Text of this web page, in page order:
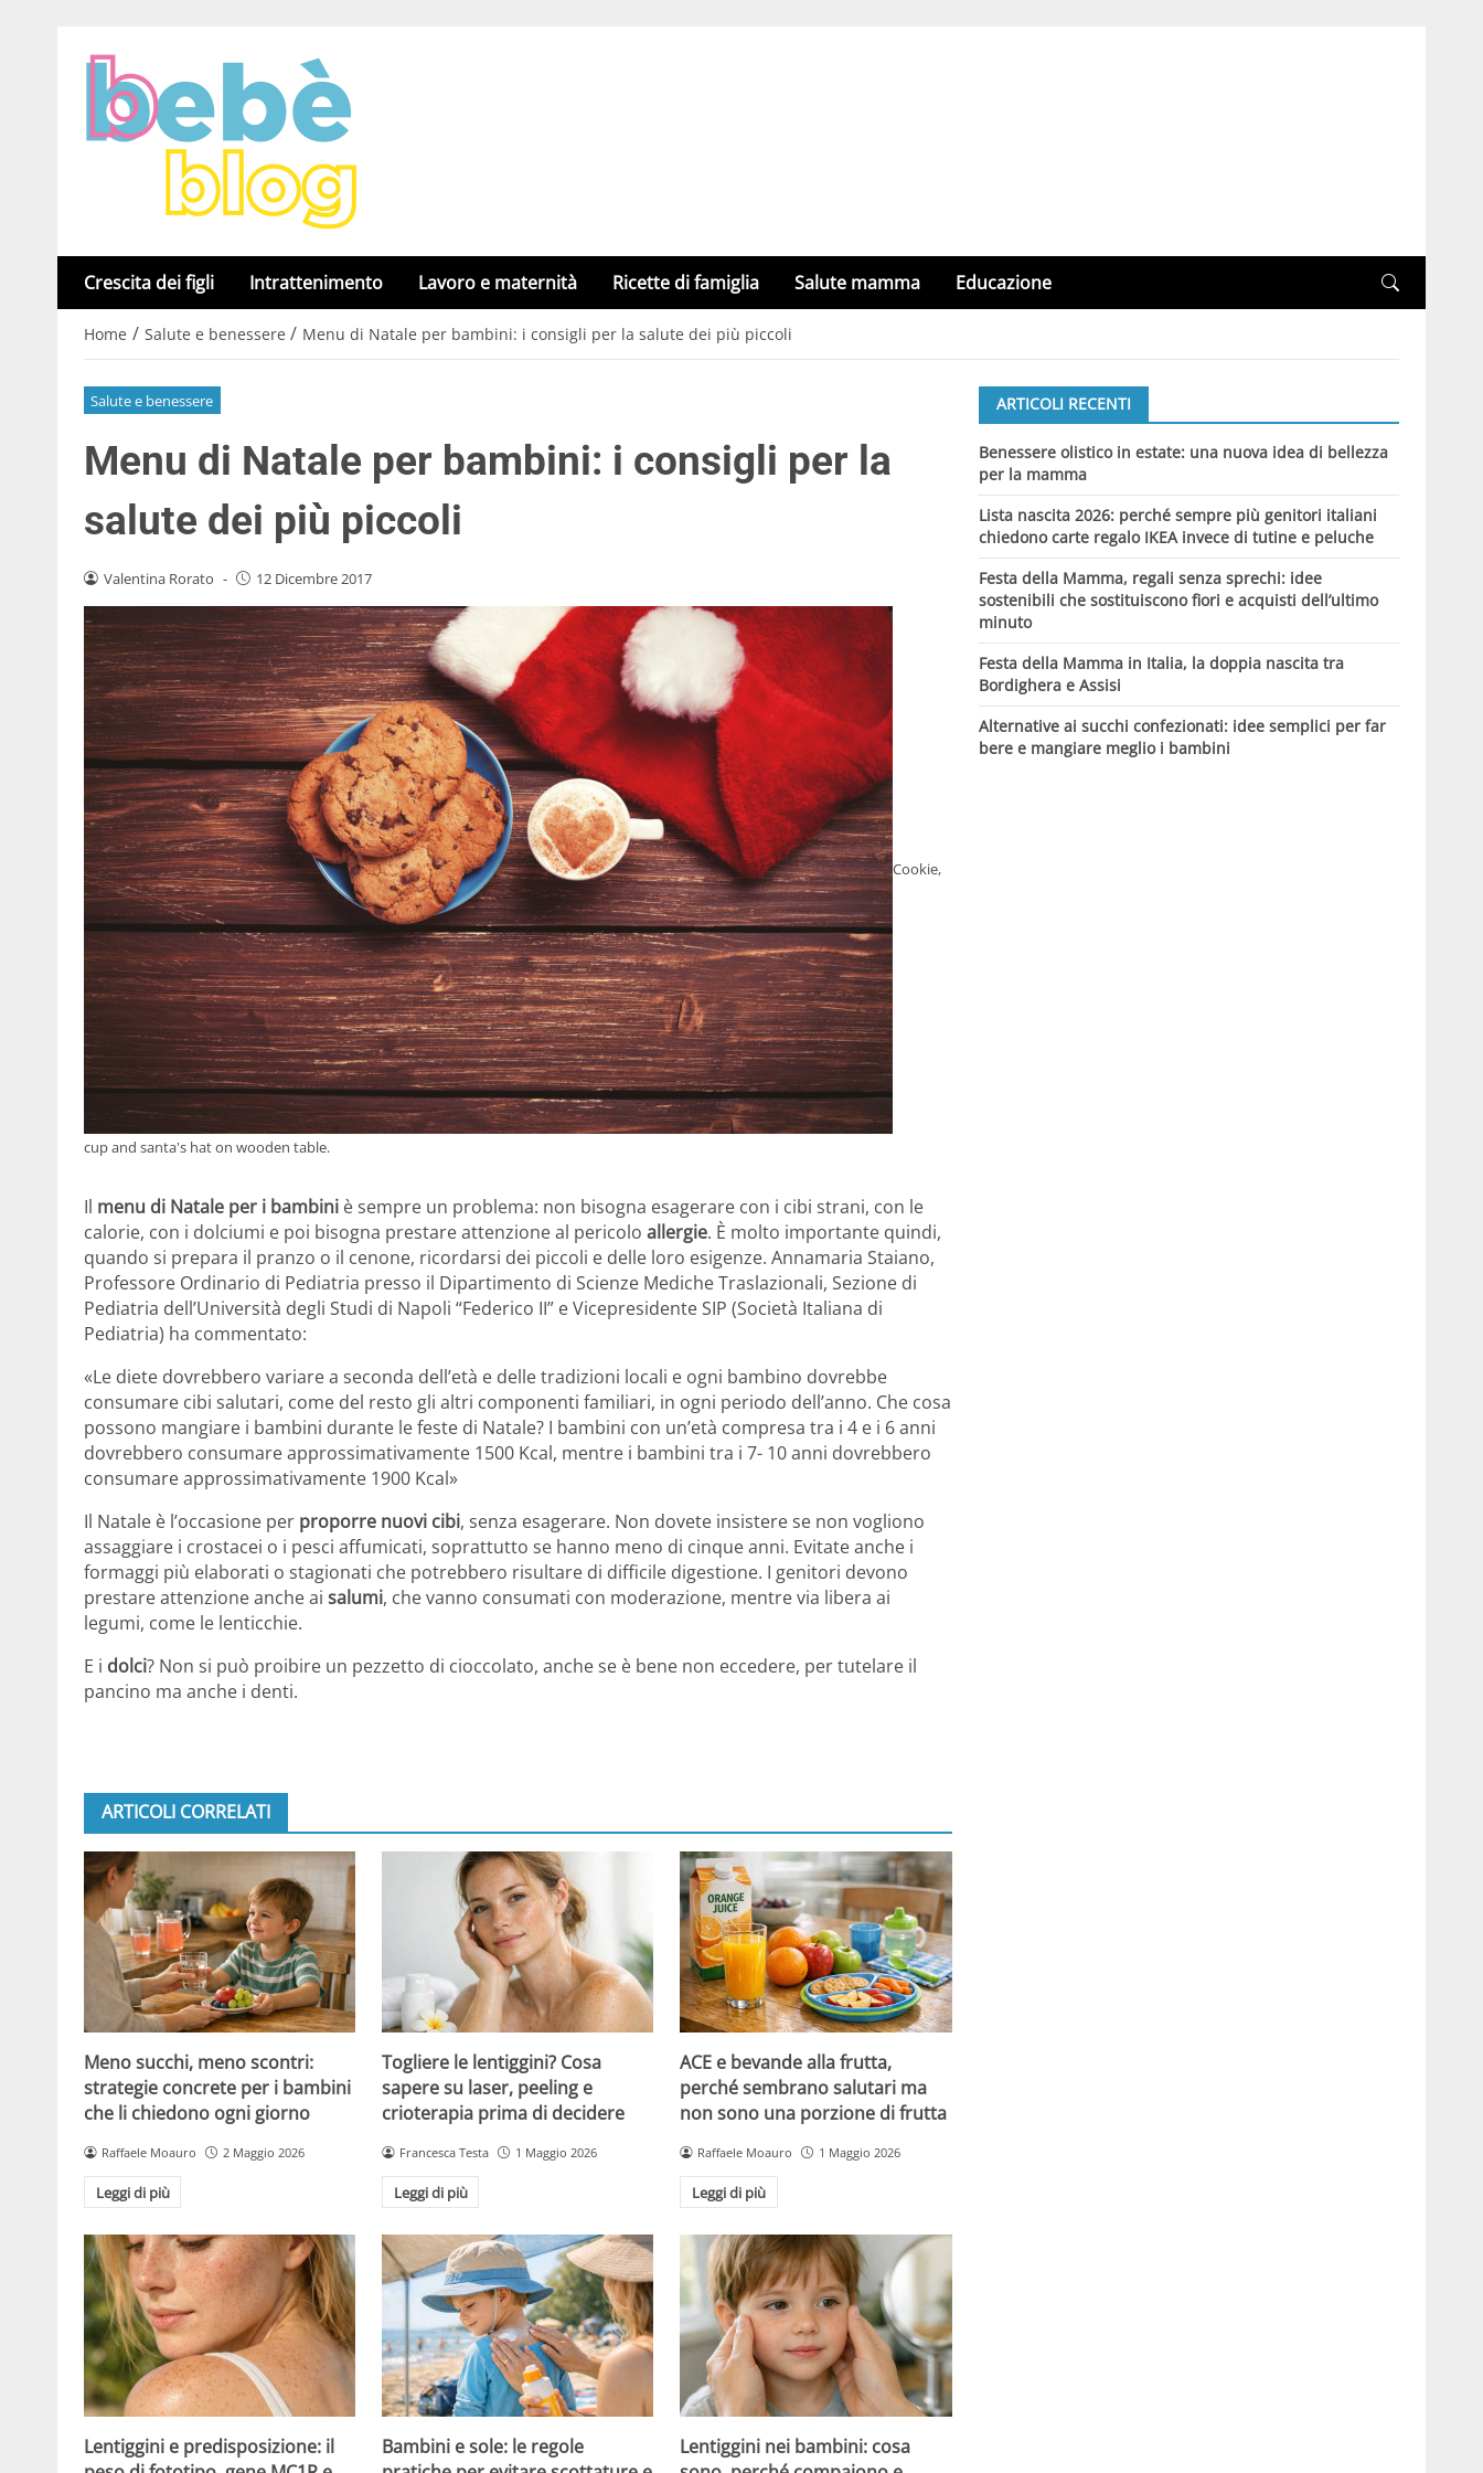
Crescita dei figli Intrattenimento Lavoro e maternità Ricette di famiglia Salute mamma Educazione
Home / Salute e benessere / Menu di Natale per bambini: i consigli per la salute dei più piccoli
Salute e benessere
Menu di Natale per bambini: i consigli per la
salute dei più piccoli
Valentina Rorato - 12 Dicembre 2017
Cookie,
cup and santa's hat on wooden table.
Il menu di Natale per i bambini è sempre un problema: non bisogna esagerare con i cibi strani, con le
calorie, con i dolciumi e poi bisogna prestare attenzione al pericolo allergie. È molto importante quindi,
quando si prepara il pranzo o il cenone, ricordarsi dei piccoli e delle loro esigenze. Annamaria Staiano,
Professore Ordinario di Pediatria presso il Dipartimento di Scienze Mediche Traslazionali, Sezione di
Pediatria dell’Università degli Studi di Napoli “Federico II” e Vicepresidente SIP (Società Italiana di
Pediatria) ha commentato:
«Le diete dovrebbero variare a seconda dell’età e delle tradizioni locali e ogni bambino dovrebbe
consumare cibi salutari, come del resto gli altri componenti familiari, in ogni periodo dell’anno. Che cosa
possono mangiare i bambini durante le feste di Natale? I bambini con un’età compresa tra i 4 e i 6 anni
dovrebbero consumare approssimativamente 1500 Kcal, mentre i bambini tra i 7- 10 anni dovrebbero
consumare approssimativamente 1900 Kcal»
Il Natale è l’occasione per proporre nuovi cibi, senza esagerare. Non dovete insistere se non vogliono
assaggiare i crostacei o i pesci affumicati, soprattutto se hanno meno di cinque anni. Evitate anche i
formaggi più elaborati o stagionati che potrebbero risultare di difficile digestione. I genitori devono
prestare attenzione anche ai salumi, che vanno consumati con moderazione, mentre via libera ai
legumi, come le lenticchie.
E i dolci? Non si può proibire un pezzetto di cioccolato, anche se è bene non eccedere, per tutelare il
pancino ma anche i denti.
ARTICOLI CORRELATI
Meno succhi, meno scontri:
strategie concrete per i bambini
che li chiedono ogni giorno
Raffaele Moauro 2 Maggio 2026
Leggi di più
Togliere le lentiggini? Cosa
sapere su laser, peeling e
crioterapia prima di decidere
Francesca Testa 1 Maggio 2026
Leggi di più
ACE e bevande alla frutta,
perché sembrano salutari ma
non sono una porzione di frutta
Raffaele Moauro 1 Maggio 2026
Leggi di più
Lentiggini e predisposizione: il
Bambini e sole: le regole
Lentiggini nei bambini: cosa
ARTICOLI RECENTI
Benessere olistico in estate: una nuova idea di bellezza
per la mamma
Lista nascita 2026: perché sempre più genitori italiani
chiedono carte regalo IKEA invece di tutine e peluche
Festa della Mamma, regali senza sprechi: idee
sostenibili che sostituiscono fiori e acquisti dell’ultimo
minuto
Festa della Mamma in Italia, la doppia nascita tra
Bordighera e Assisi
Alternative ai succhi confezionati: idee semplici per far
bere e mangiare meglio i bambini